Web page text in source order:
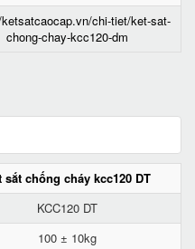
chi-tiet/ket-sat-
chong-chay-kcc120-dm
sắt chống cháy kcc120 DT
KCC120 DT
100 ± 10kg